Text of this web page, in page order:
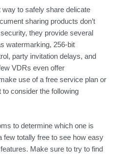
to safely share delicate
sharing products don’t
they provide several
watermarking, 256-bit
party invitation delays, and
VDRs even offer
use of a free service plan or
consider the following
to determine which one is
few totally free to see how easy
Make sure to try to find